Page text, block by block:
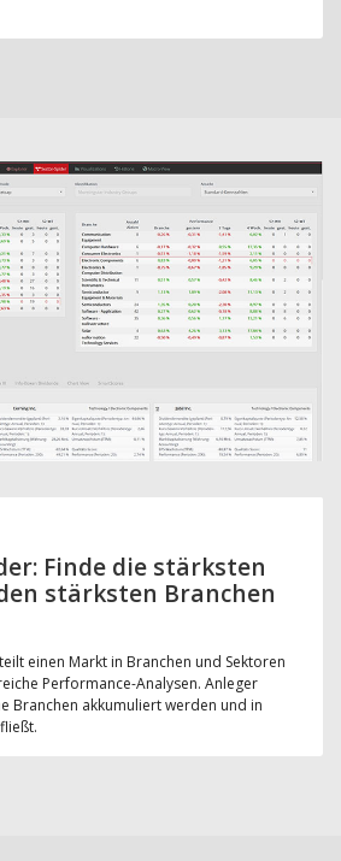
Finde die stärksten
stärksten Branchen
einen Markt in Branchen und Sektoren
Performance-Analysen. Anleger
Branchen akkumuliert werden und in